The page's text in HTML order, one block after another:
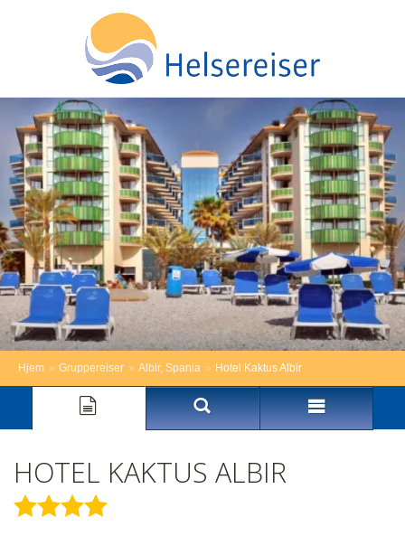
Hjem » Gruppereiser » Albir, Spania » Hotel Kaktus Albir
HOTEL KAKTUS ALBIR
★★★